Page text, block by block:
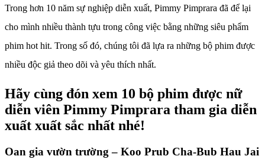
Trong hơn 10 năm sự nghiệp diễn xuất, Pimmy Pimprara đã để lại
cho mình nhiều thành tựu trong công việc bằng những siêu phẩm
phim hot hit. Trong số đó, chúng tôi đã lựa ra những bộ phim được
nhiều độc giả theo dõi và yêu thích nhất.
Hãy cùng đón xem 10 bộ phim được nữ
diễn viên Pimmy Pimprara tham gia diễn
xuất xuất sắc nhất nhé!
Oan gia vườn trường – Koo Prub Cha-Bub Hau Jai